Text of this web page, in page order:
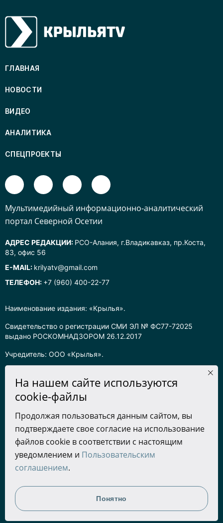
Наименование издания: «Крылья».
Свидетельство о регистрации СМИ ЭЛ № ФС77-72025
выдано РОСКОМНАДЗОРОМ 26.12.2017
Учредитель: ООО «Крылья».
Информация на сайте предназначена для лиц старше 16 лет.
защищены в соответствии с российским законодательством
об интеллектуальной собственности. Любое использование
текстовых, фото, аудио и видеоматериалов возможно только
с согласия правообладателя (ООО «Крылья») и при строгом
наличии ссылки на ресурс. Для сетевых ресурсов –
гиперссылка.
Разработка сайта
ГЛАВНАЯ
НОВОСТИ
ВИДЕО
АНАЛИТИКА
СПЕЦПРОЕКТЫ
Mультимедийный информационно-аналитический
портал Северной Осетии
АДРЕС РЕДАКЦИИ: РСО-Алания, г.Владикавказ, пр.Коста,
83, офис 56
E-MAIL: krilyatv@gmail.com
ТЕЛЕФОН: +7 (960) 400-22-77
На нашем сайте используются
cookie-файлы
Продолжая пользоваться данным сайтом, вы
подтверждаете свое согласие на использование
файлов cookie в соответствии с настоящим
уведомлением и Пользовательским
соглашением.
Понятно